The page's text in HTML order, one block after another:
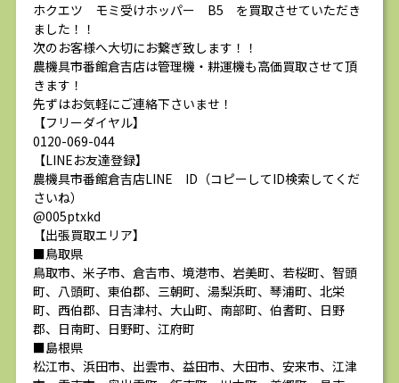
ホクエツ モミ受けホッパー B5 を買取させていただき
ました！！
次のお客様へ大切にお繋ぎ致します！！
農機具市番館倉吉店は管理機・耕運機も高価買取させて頂
きます！
先ずはお気軽にご連絡下さいませ！
【フリーダイヤル】
0120-069-044
【LINEお友達登録】
農機具市番館倉吉店LINE ID（コピーしてID検索してくだ
さいね）
@005ptxkd
【出張買取エリア】
■鳥取県
鳥取市、米子市、倉吉市、境港市、岩美町、若桜町、智頭
町、八頭町、東伯郡、三朝町、湯梨浜町、琴浦町、北栄
町、西伯郡、日吉津村、大山町、南部町、伯耆町、日野
郡、日南町、日野町、江府町
■島根県
松江市、浜田市、出雲市、益田市、大田市、安来市、江津